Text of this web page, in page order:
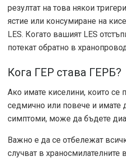
резултат на това някои
ястие или консумиране на
LES. Когато вашият LES
потекат обратно в
Кога ГЕР става ГЕРБ?
Ако имате киселини, които се
седмично или повече и имате
симптоми, може да бъдете
Важно е да се отбележат
случват в храносмилателните